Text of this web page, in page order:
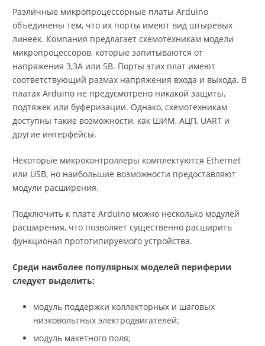
Различные микропроцессорные платы Arduino
объединены тем, что их порты имеют вид штыревых
линеек. Компания предлагает схемотехникам модели
микропроцессоров, которые запитываются от
напряжения 3,3А или 5В. Порты этих плат имеют
соответствующий размах напряжения входа и выхода. В
платах Arduino не предусмотрено никакой защиты,
подтяжек или буферизации. Однако, схемотехникам
доступны такие возможности, как ШИМ, АЦП, UART и
другие интерфейсы.
Некоторые микроконтроллеры комплектуются Ethernet
или USB, но наибольшие возможности предоставляют
модули расширения.
Подключить к плате Arduino можно несколько модулей
расширения, что позволяет существенно расширить
функционал прототипируемого устройства.
Среди наиболее популярных моделей периферии
следует выделить:
модуль поддержки коллекторных и шаговых
низковольтных электродвигателей;
модуль макетного поля;